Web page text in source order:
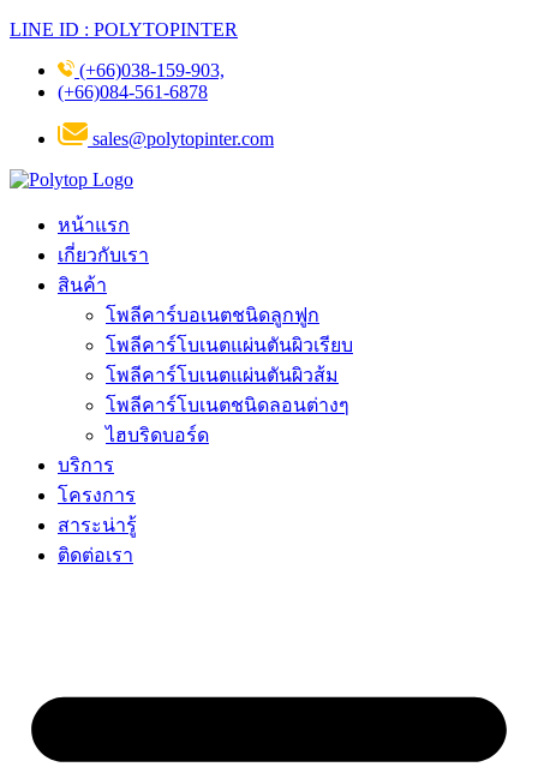
LINE ID : POLYTOPINTER
(+66)038-159-903,
(+66)084-561-6878
sales@polytopinter.com
หน้าแรก
เกี่ยวกับเรา
สินค้า
โพลีคาร์บอเนตชนิดลูกฟูก
โพลีคาร์โบเนตแผ่นตันผิวเรียบ
โพลีคาร์โบเนตแผ่นตันผิวส้ม
โพลีคาร์โบเนตชนิดลอนต่างๆ
ไฮบริดบอร์ด
บริการ
โครงการ
สาระน่ารู้
ติดต่อเรา